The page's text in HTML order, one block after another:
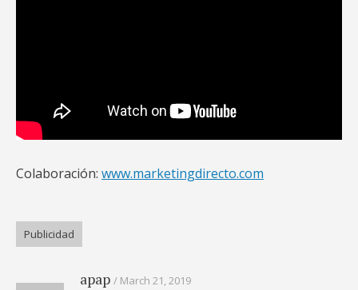
Colaboración: www.marketingdirecto.com
Publicidad
apap March 21, 2019